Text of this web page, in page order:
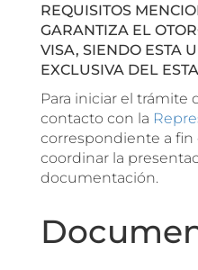
REQUISITOS
GARANTIZA EL
VISA, SIENDO ESTA
EXCLUSIVA DEL
Para iniciar el trámite
contacto con la
correspondiente a fin
coordinar la
documentación.